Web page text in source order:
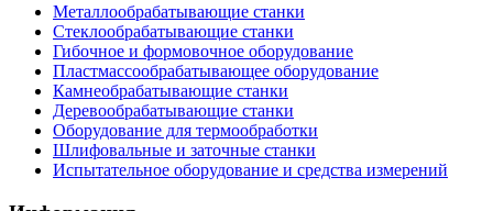
Металлообрабатывающие станки
Стеклообрабатывающие станки
Гибочное и формовочное оборудование
Пластмассообрабатывающее оборудование
Камнеобрабатывающие станки
Деревообрабатывающие станки
Оборудование для термообработки
Шлифовальные и заточные станки
Испытательное оборудование и средства измерений